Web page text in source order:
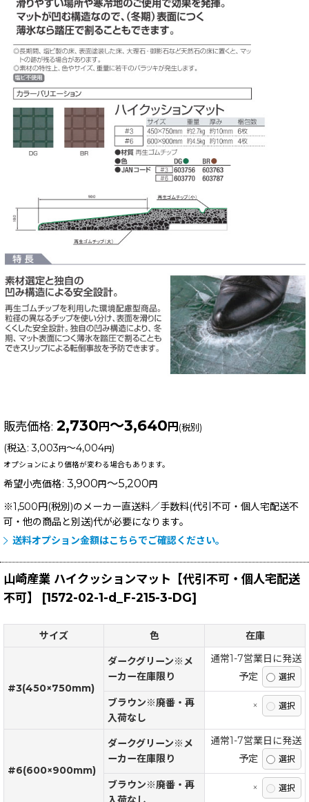
販売価格: 2,730 円 ～3,640 円 (税別)
(税込: 3,003 円～4,004円)
オプションにより価格が変わる場合もあります。
希望小売価格: 3,900 円 ～5,200 円
※1,500円(税別)のメーカー直送料／手数料(代引不可・個人宅配送不
可・他の商品と別送)代が必要になります。
送料オプション金額はこちらでご確認ください。
山崎産業 ハイクッションマット【代引不可・個人宅配送
不可】
[1572-02-1-d_F-215-3-DG]
サイズ 色 在庫
#3(450×750mm)
ダークグリーン※メ
ーカー在庫限り
通常1-7営業日に発送
予定
ブラウン※廃番・再
入荷なし
×
#6(600×900mm)
ダークグリーン※メ
ーカー在庫限り
通常1-7営業日に発送
予定
ブラウン※廃番・再
×